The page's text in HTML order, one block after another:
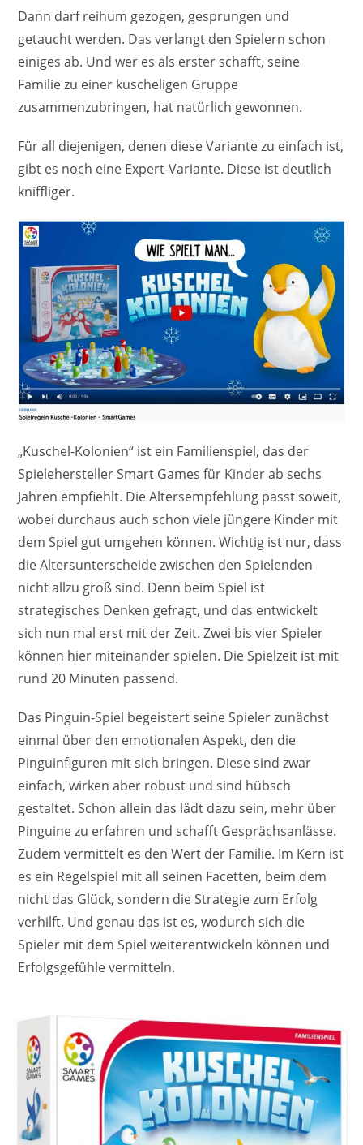
Dann darf reihum gezogen, gesprungen und
getaucht werden. Das verlangt den Spielern schon
einiges ab. Und wer es als erster schafft, seine
Familie zu einer kuscheligen Gruppe
zusammenzubringen, hat natürlich gewonnen.
Für all diejenigen, denen diese Variante zu einfach ist,
gibt es noch eine Expert-Variante. Diese ist deutlich
kniffliger.
„Kuschel-Kolonien“ ist ein Familienspiel, das der
Spielehersteller Smart Games für Kinder ab sechs
Jahren empfiehlt. Die Altersempfehlung passt soweit,
wobei durchaus auch schon viele jüngere Kinder mit
dem Spiel gut umgehen können. Wichtig ist nur, dass
die Altersunterscheide zwischen den Spielenden
nicht allzu groß sind. Denn beim Spiel ist
strategisches Denken gefragt, und das entwickelt
sich nun mal erst mit der Zeit. Zwei bis vier Spieler
können hier miteinander spielen. Die Spielzeit ist mit
rund 20 Minuten passend.
Das Pinguin-Spiel begeistert seine Spieler zunächst
einmal über den emotionalen Aspekt, den die
Pinguinfiguren mit sich bringen. Diese sind zwar
einfach, wirken aber robust und sind hübsch
gestaltet. Schon allein das lädt dazu sein, mehr über
Pinguine zu erfahren und schafft Gesprächsanlässe.
Zudem vermittelt es den Wert der Familie. Im Kern ist
es ein Regelspiel mit all seinen Facetten, beim dem
nicht das Glück, sondern die Strategie zum Erfolg
verhilft. Und genau das ist es, wodurch sich die
Spieler mit dem Spiel weiterentwickeln können und
Erfolgsgefühle vermitteln.